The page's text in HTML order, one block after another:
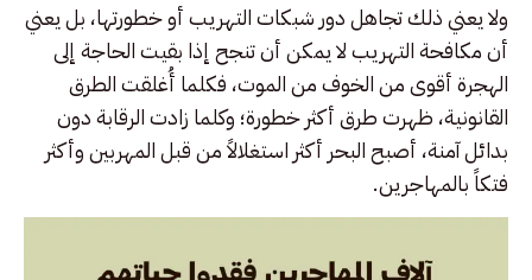
ولا يعني ذلك تجاهل دور شبكات التهريب أو خطورتها، بل يعني
أن مكافحة التهريب لا يمكن أن تنجح إذا بقيت الحاجة إلى
الهجرة أقوى من الخوف من الموت، فكلما أُغلقت الطرق
القانونية، ظهرت طرق أكثر خطورة؛ وكلما زادت الرقابة دون
بدائل آمنة، أصبح البحر أكثر استغلالاً من قبل المهربين وأكثر
فتكاً بالمهاجرين.